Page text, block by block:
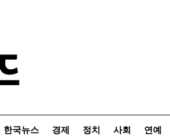
한국뉴스 경제 정치 사회 연예